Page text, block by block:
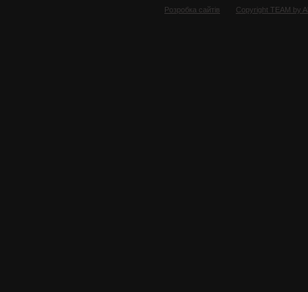
Розробка сайтів Copyright TEAM by